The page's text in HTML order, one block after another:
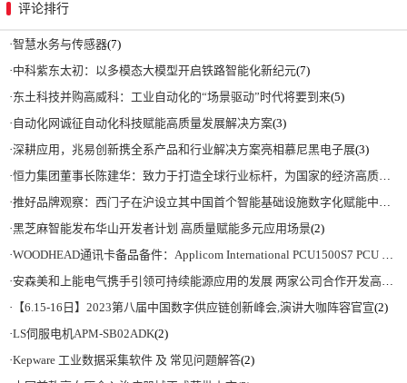
评论排行
·智慧水务与传感器(7)
·中科紫东太初：以多模态大模型开启铁路智能化新纪元(7)
·东土科技并购高威科：工业自动化的“场景驱动”时代将要到来(5)
· 自动化网诚征自动化科技赋能高质量发展解决方案(3)
·深耕应用，兆易创新携全系产品和行业解决方案亮相慕尼黑电子展(3)
·恒力集团董事长陈建华：致力于打造全球行业标杆，为国家的经济高质量发展贡献更大力量|上海电气集团党委书记、董事长吴磊来访
·推好品牌观察：西门子在沪设立其中国首个智能基础设施数字化赋能中心
·黑芝麻智能发布华山开发者计划 高质量赋能多元应用场景(2)
·WOODHEAD通讯卡备品备件：Applicom International PCU1500S7 PCU 1500 S7 V4.5.0
·安森美和上能电气携手引领可持续能源应用的发展 两家公司合作开发高性能储能和太阳能组串式逆变器方案 以实现可持续的未来
· 【6.15-16日】2023第八届中国数字供应链创新峰会,演讲大咖阵容官宣(2)
·LS伺服电机APM-SB02ADK(2)
·Kepware 工业数据采集软件 及 常见问题解答(2)